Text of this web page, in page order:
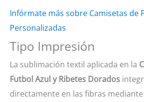
Infórmate más sobre Camisetas de
Personalizadas
Tipo Impresión
La sublimación textil aplicada en la
Futbol Azul y Ribetes Dorados
directamente en las fibras